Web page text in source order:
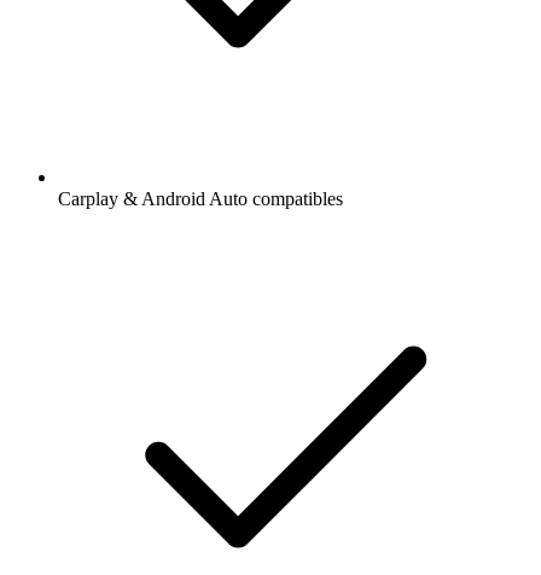
Carplay & Android Auto compatibles